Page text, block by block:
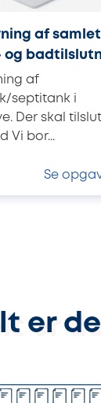
af
og
af
septitank i
Der skal
Vi bor...
Se
er